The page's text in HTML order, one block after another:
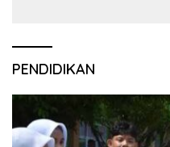
PENDIDIKAN